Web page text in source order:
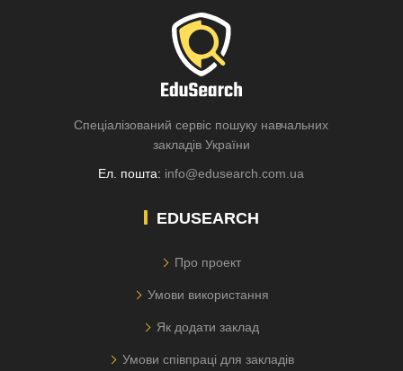
Спеціалізований сервіс пошуку навчальних
закладів України
Ел. пошта: info@edusearch.com.ua
EDUSEARCH
Про проект
Умови використання
Як додати заклад
Умови співпраці для закладів